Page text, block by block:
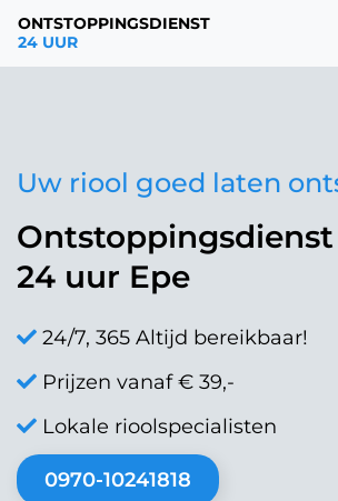
ONTSTOPPINGSDIENST
24 UUR
Uw riool goed laten
Ontstoppingsdienst
24 uur Epe
24/7, 365 Altijd bereikbaar!
Prijzen vanaf € 39,-
Lokale rioolspecialisten
0970-10241818